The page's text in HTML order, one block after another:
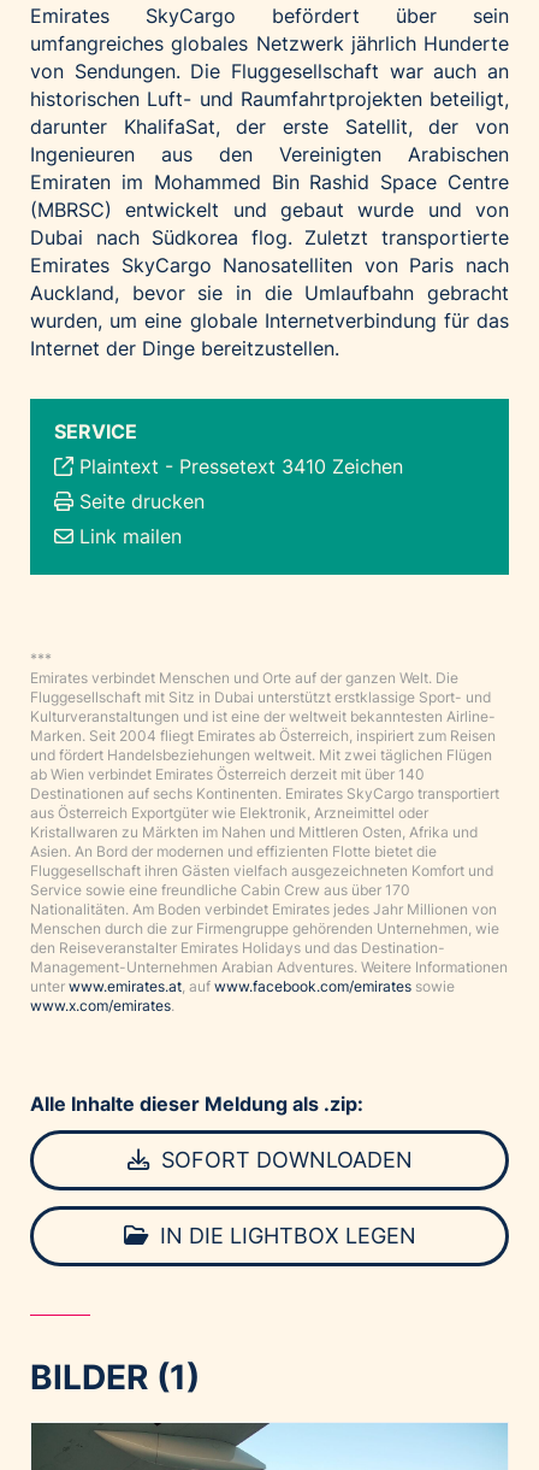
Emirates SkyCargo befördert über sein
umfangreiches globales Netzwerk jährlich Hunderte
von Sendungen. Die Fluggesellschaft war auch an
historischen Luft- und Raumfahrtprojekten beteiligt,
darunter KhalifaSat, der erste Satellit, der von
Ingenieuren aus den Vereinigten Arabischen
Emiraten im Mohammed Bin Rashid Space Centre
(MBRSC) entwickelt und gebaut wurde und von
Dubai nach Südkorea flog. Zuletzt transportierte
Emirates SkyCargo Nanosatelliten von Paris nach
Auckland, bevor sie in die Umlaufbahn gebracht
wurden, um eine globale Internetverbindung für das
Internet der Dinge bereitzustellen.
SERVICE
Plaintext - Pressetext 3410 Zeichen
Seite drucken
Link mailen
***
Emirates verbindet Menschen und Orte auf der ganzen Welt. Die
Fluggesellschaft mit Sitz in Dubai unterstützt erstklassige Sport- und
Kulturveranstaltungen und ist eine der weltweit bekanntesten Airline-
Marken. Seit 2004 fliegt Emirates ab Österreich, inspiriert zum Reisen
und fördert Handelsbeziehungen weltweit. Mit zwei täglichen Flügen
ab Wien verbindet Emirates Österreich derzeit mit über 140
Destinationen auf sechs Kontinenten. Emirates SkyCargo transportiert
aus Österreich Exportgüter wie Elektronik, Arzneimittel oder
Kristallwaren zu Märkten im Nahen und Mittleren Osten, Afrika und
Asien. An Bord der modernen und effizienten Flotte bietet die
Fluggesellschaft ihren Gästen vielfach ausgezeichneten Komfort und
Service sowie eine freundliche Cabin Crew aus über 170
Nationalitäten. Am Boden verbindet Emirates jedes Jahr Millionen von
Menschen durch die zur Firmengruppe gehörenden Unternehmen, wie
den Reiseveranstalter Emirates Holidays und das Destination-
Management-Unternehmen Arabian Adventures. Weitere Informationen
unter www.emirates.at, auf www.facebook.com/emirates sowie
www.x.com/emirates.
Alle Inhalte dieser Meldung als .zip:
SOFORT DOWNLOADEN
IN DIE LIGHTBOX LEGEN
BILDER (1)